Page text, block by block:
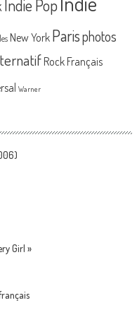
Indie Pop
New York Parisphotos
Rock Français
Warner
Girl »